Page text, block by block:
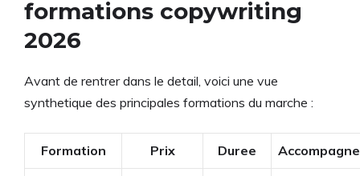
formations copywriting
2026
Avant de rentrer dans le detail, voici une vue
synthetique des principales formations du marche :
Formation Prix Duree